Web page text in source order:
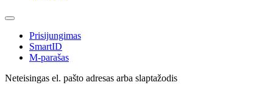
Prisijungimas
SmartID
M-parašas
Neteisingas el. pašto adresas arba slaptažodis